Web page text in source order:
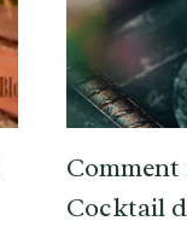
Cocktail